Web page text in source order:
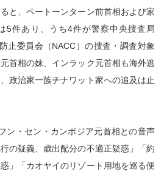
と、ペートーンターン前首相および家
5件あり、うち4件が警察中央捜査局
止委員会（NACC）の捜査・調査対象
首相の妹、インラック元首相も海外逃
政治家一族チナワット家への追及は止
ン・セン・カンボジア元首相との音声
の疑義、歳出配分の不適正疑惑」「約
」「カオヤイのリゾート用地を巡る便